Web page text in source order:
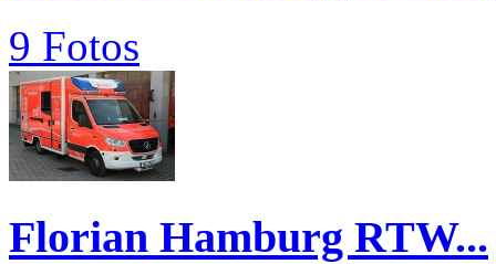
9 Fotos
Florian Hamburg RTW...